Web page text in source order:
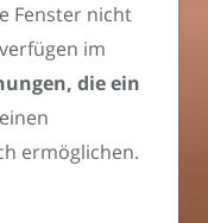
Fenster nicht
im
die ein
ermöglichen.